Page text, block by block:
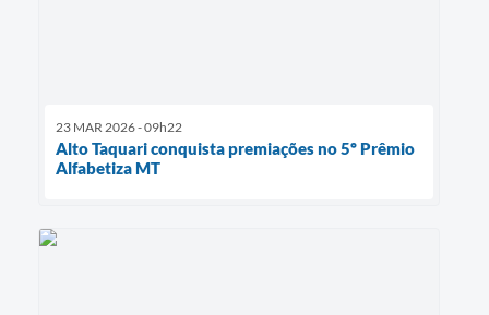
23 MAR 2026 - 09h22
Alto Taquari conquista premiações no 5º Prêmio
Alfabetiza MT